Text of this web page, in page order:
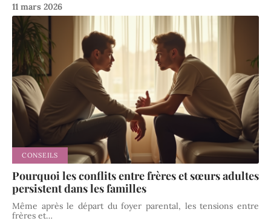
11 mars 2026
CONSEILS
Pourquoi les conflits entre frères et sœurs adultes
persistent dans les familles
Même après le départ du foyer parental, les tensions entre
frères et…